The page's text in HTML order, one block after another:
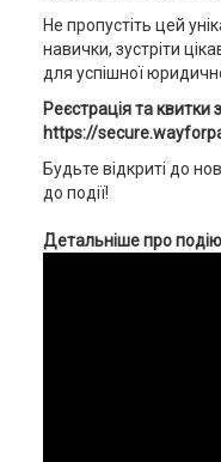
Не пропустіть цей
навички, зустріти
для успішної
Реєстрація та квитки
https://
Будьте відкриті до
до події!
Детальніше про подію